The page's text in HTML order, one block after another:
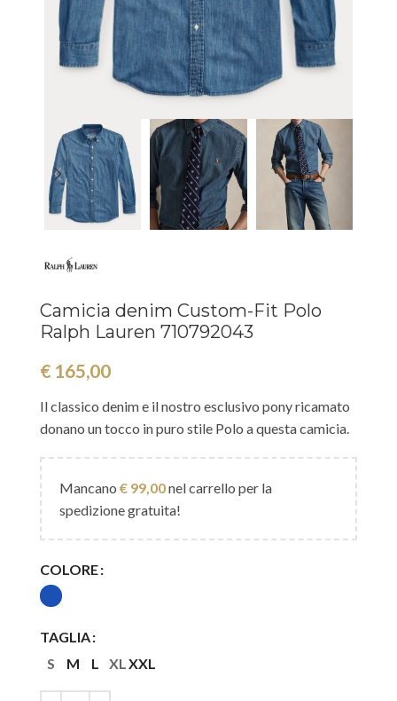
Camicia denim Custom-Fit Polo
Ralph Lauren 710792043
€ 165,00
Il classico denim e il nostro esclusivo pony ricamato
donano un tocco in puro stile Polo a questa camicia.
Mancano € 99,00nel carrello per la
spedizione gratuita!
COLORE
TAGLIA
S
M L XLXXL